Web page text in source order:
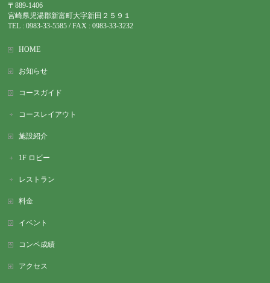
〒889-1406
宮崎県児湯郡新富町大字新田２５９１
TEL : 0983-33-5585 / FAX : 0983-33-3232
HOME
お知らせ
コースガイド
コースレイアウト
施設紹介
1F ロビー
レストラン
料金
イベント
コンペ成績
アクセス